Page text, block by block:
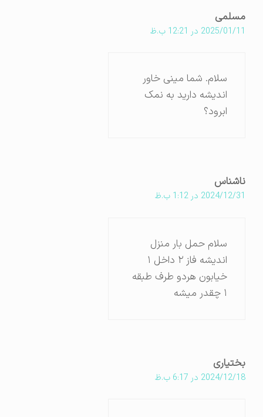
مسلمی
2025/01/11 در 12:21 ب.ظ
سلام. شما مینی خاور
اندیشه دارید به نمک
ابرود؟
ناشناس
2024/12/31 در 1:12 ب.ظ
سلام‌ حمل بار منزل
اندیشه فاز ۲ داخل ۱
خیابون هردو طرف طبقه
بختیاری
2024/12/18 در 6:17 ب.ظ